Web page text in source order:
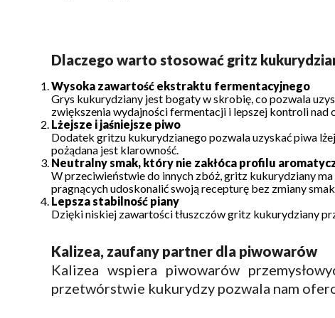
Dlaczego warto stosować gritz
Wysoka zawartość ekstraktu fermentacyjnego
Grys kukurydziany jest bogaty w skrobię, co pozwala
zwiększenia wydajności fermentacji i lepszej kontroli
Lżejsze i jaśniejsze piwo
Dodatek gritzu kukurydzianego pozwala uzyskać piwa
pożądana jest klarowność.
Neutralny smak, który nie zakłóca profilu
W przeciwieństwie do innych zbóż, gritz kukurydziany
pragnących udoskonalić swoją recepturę bez zmiany
Lepsza stabilność piany
Dzięki niskiej zawartości tłuszczów gritz kukurydziany
Kalizea, zaufany partner dla piwowarów
Kalizea wspiera piwowarów
przetwórstwie kukurydzy pozwala nam